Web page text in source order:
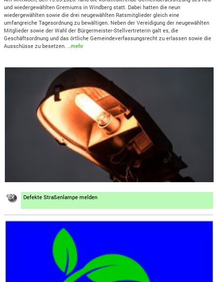
und wiedergewählten Gremiums in Windberg statt. Dabei hatten die neun
wiedergewählten sowie die drei neugewählten Ratsmitglieder gleich eine
umfangreiche Tagesordnung zu bewältigen. Neben der Vereidigung der neugewählten
Mitglieder sowie der Wahl der Bürgermeister-Stellvertreterin galt es, die
Geschäftsordnung und das örtliche Gemeindeverfassungsrecht zu erlassen sowie die
Ausschüsse zu besetzen.
…mehr
Defekte Straßenlampe melden